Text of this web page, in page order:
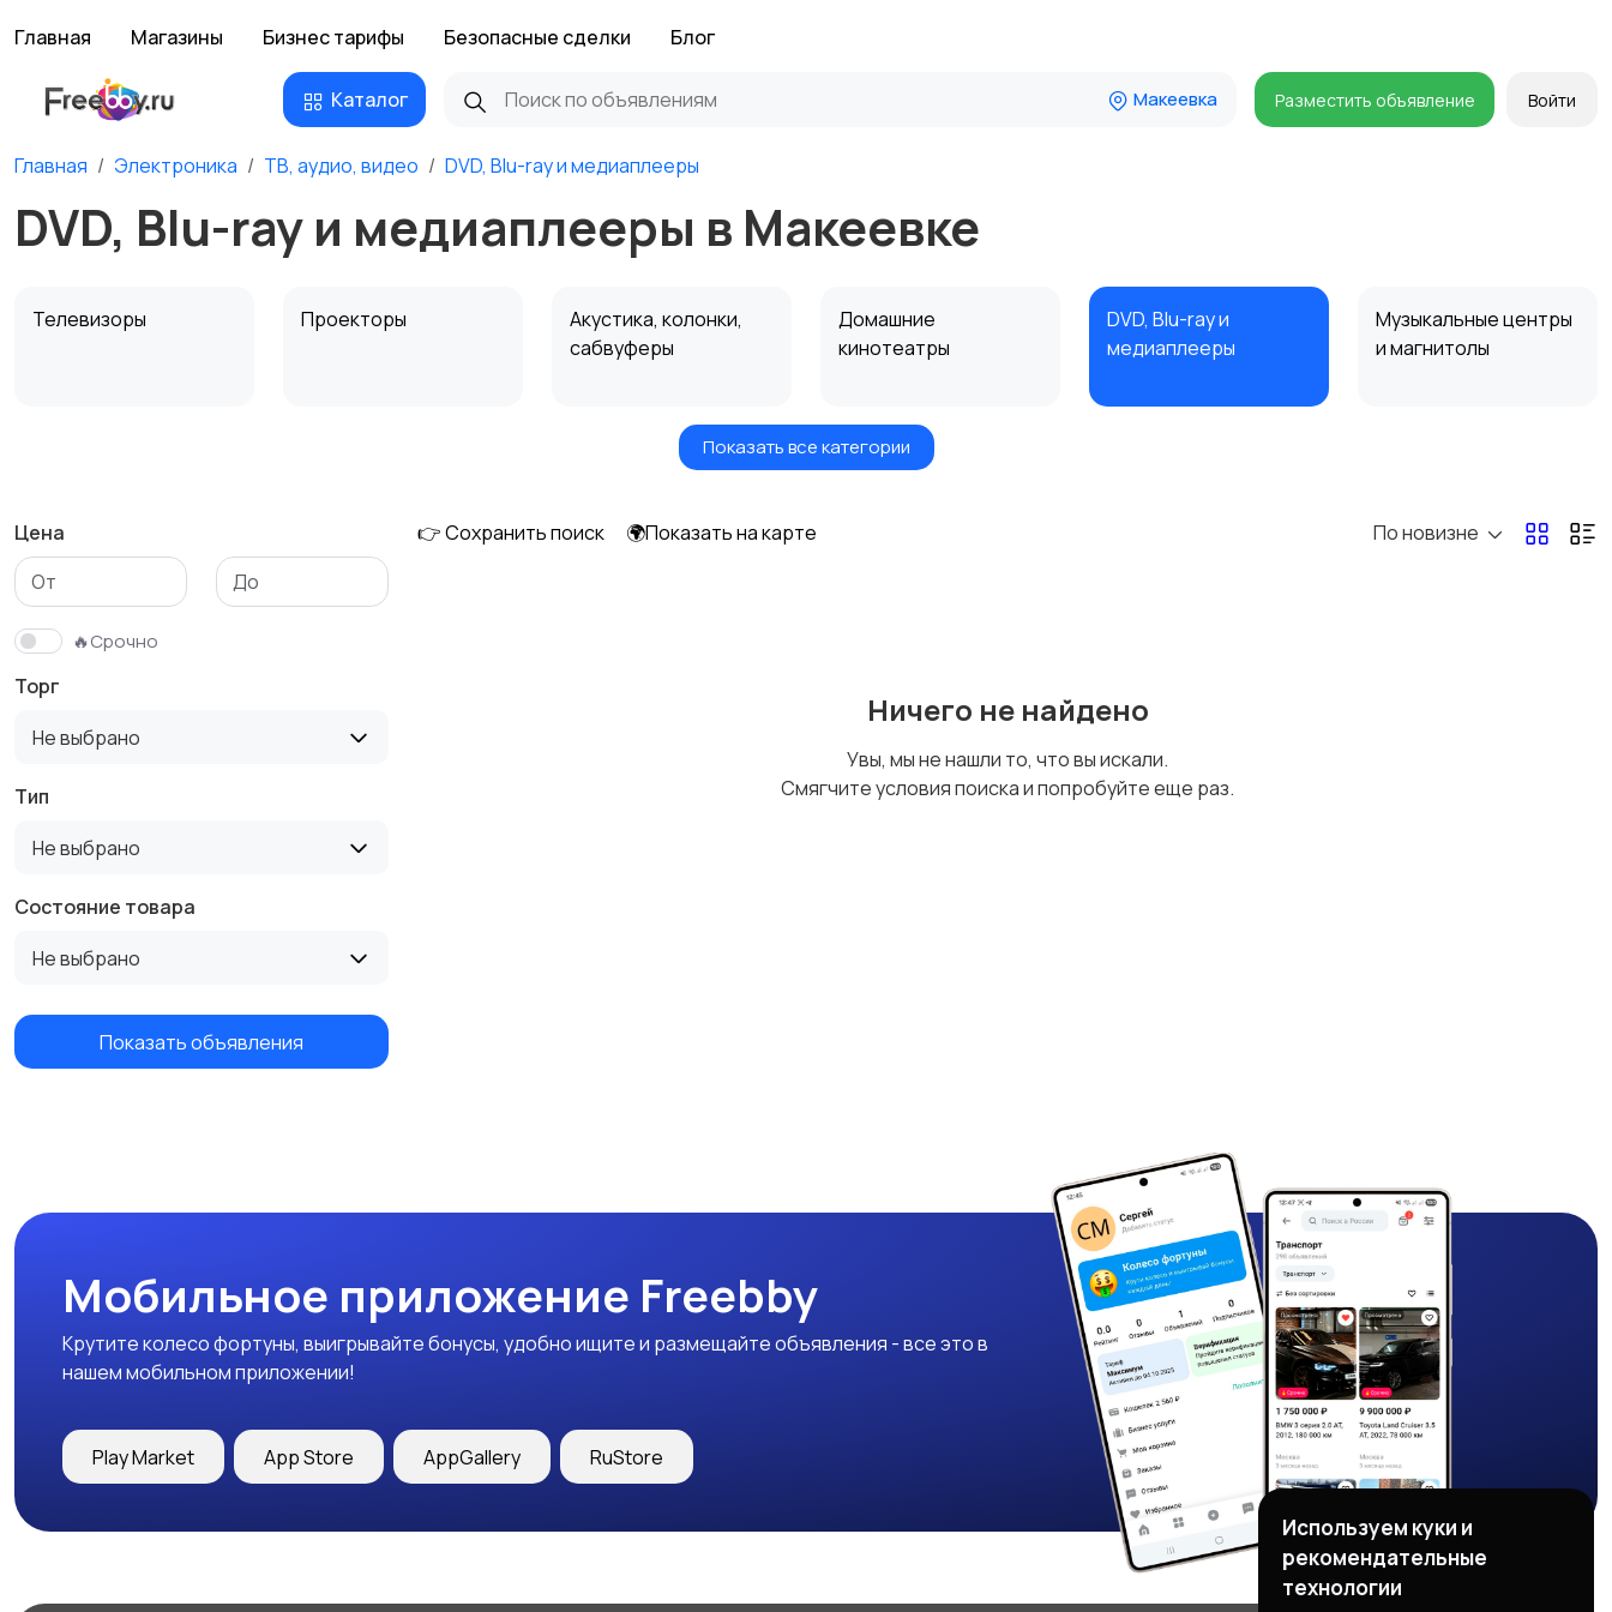
Главная Магазины Бизнес тарифы Безопасные сделки Блог
Каталог Макеевка Разместить объявление Войти
Главная Электроника ТВ, аудио, видео DVD, Blu-ray и медиаплееры
DVD, Blu-ray и медиаплееры в Макеевке
Телевизоры Проекторы
Акустика, колонки,
сабвуферы
Домашние
кинотеатры
DVD, Blu-ray и
медиаплееры
Музыкальные центры
и магнитолы
Спутниковое и
Аудиоусилители и
Аксессуары
Показать все категории
Цена
🔥Срочно
Торг
Не выбрано
Тип
Не выбрано
Состояние товара
Не выбрано
Показать объявления
👉 Сохранить поиск 🌍Показать на карте По новизне
Ничего не найдено
Увы, мы не нашли то, что вы искали.
Смягчите условия поиска и попробуйте еще раз.
Мобильное приложение Freebby
Крутите колесо фортуны, выигрывайте бонусы, удобно ищите и размещайте объявления - все это в
нашем мобильном приложении!
Play Market App Store AppGallery RuStore
Используем куки и
рекомендательные
технологии